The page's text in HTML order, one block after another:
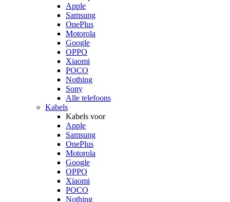
Apple
Samsung
OnePlus
Motorola
Google
OPPO
Xiaomi
POCO
Nothing
Sony
Alle telefoons
Kabels
Kabels voor
Apple
Samsung
OnePlus
Motorola
Google
OPPO
Xiaomi
POCO
Nothing